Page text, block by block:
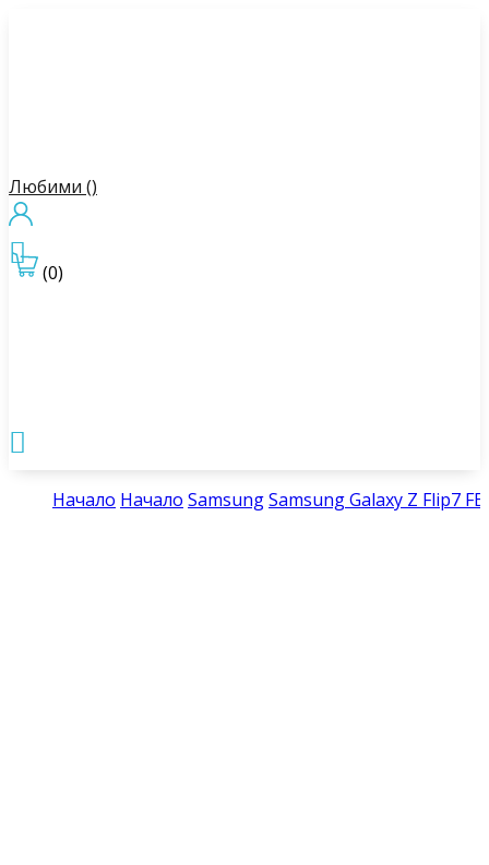
Любими ()
(0)


Начало Начало SamsungSamsung Galaxy Z Flip7 FE